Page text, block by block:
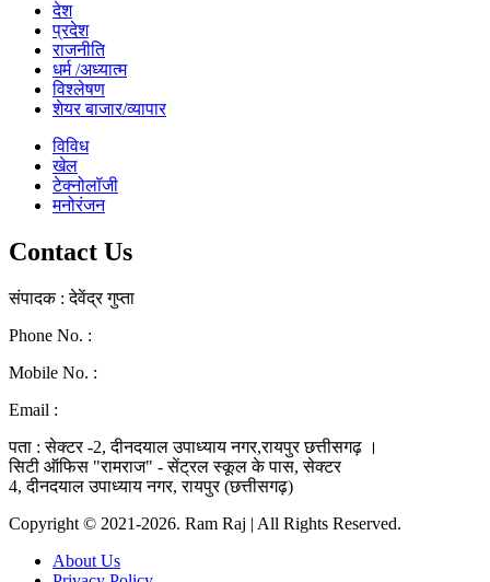
देश
प्रदेश
राजनीति
धर्म /अध्यात्म
विश्लेषण
शेयर बाजार/व्यापार
विविध
खेल
टेक्नोलॉजी
मनोरंजन
Contact Us
संपादक : देवेंद्र गुप्ता
Phone No. :
Mobile No. :
Email :
पता : सेक्टर -2, दीनदयाल उपाध्याय नगर,रायपुर छत्तीसगढ़ ।
सिटी ऑफिस "रामराज" - सेंट्रल स्कूल के पास, सेक्टर
4, दीनदयाल उपाध्याय नगर, रायपुर (छत्तीसगढ़)
Copyright © 2021-2026. Ram Raj | All Rights Reserved.
About Us